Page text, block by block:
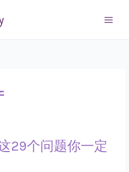
29个问题你一定